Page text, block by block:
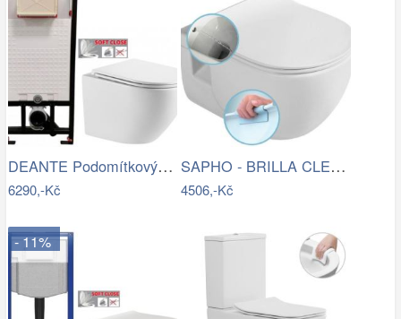
DEANTE Podomítkový rám, pro závěsné WC…
6290,-Kč
SAPHO - BRILLA CLEANWASH závěsná WC…
4506,-Kč
- 11%